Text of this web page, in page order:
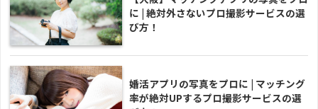
に | 絶対外さないプロ撮影サービスの選
び方！
婚活アプリの写真をプロに | マッチング
率が絶対UPするプロ撮影サービスの選